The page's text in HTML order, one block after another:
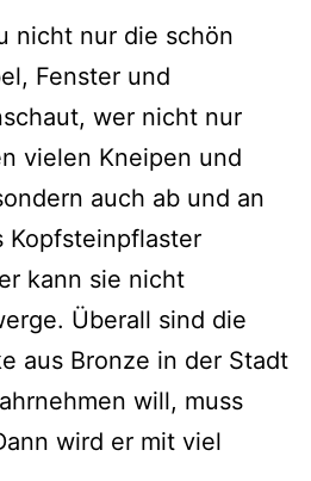
nicht nur die schön
Fenster und
wer nicht nur
vielen Kneipen und
auch ab und an
Kopfsteinpflaster
kann sie nicht
Überall sind die
aus Bronze in der Stadt
will, muss
wird er mit viel